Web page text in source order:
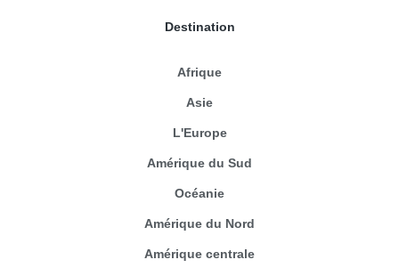
Destination
Afrique
Asie
L'Europe
Amérique du Sud
Océanie
Amérique du Nord
Amérique centrale